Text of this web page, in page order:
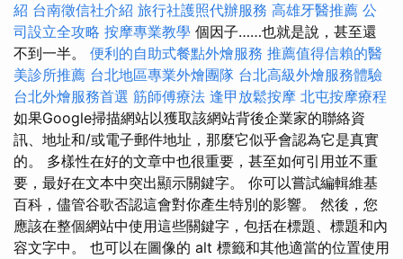
紹 台南徵信社介紹 旅行社護照代辦服務 高雄牙醫推薦 公
司設立全攻略 按摩專業教學 個因子……也就是說，甚至還
不到一半。 便利的自助式餐點外燴服務 推薦值得信賴的醫
美診所推薦 台北地區專業外燴團隊 台北高級外燴服務體驗
台北外燴服務首選 筋師傅療法 逢甲放鬆按摩 北屯按摩療程
如果Google掃描網站以獲取該網站背後企業家的聯絡資
訊、地址和/或電子郵件地址，那麼它似乎會認為它是真實
的。 多樣性在好的文章中也很重要，甚至如何引用並不重
要，最好在文本中突出顯示關鍵字。 你可以嘗試編輯維基
百科，儘管谷歌否認這會對你產生特別的影響。 然後，您
應該在整個網站中使用這些關鍵字，包括在標題、標題和內
容文字中。 也可以在圖像的 alt 標籤和其他適當的位置使用